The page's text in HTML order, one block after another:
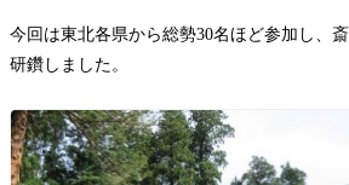
今回は東北各県から総勢30名ほど参加し、
研鑽しました。